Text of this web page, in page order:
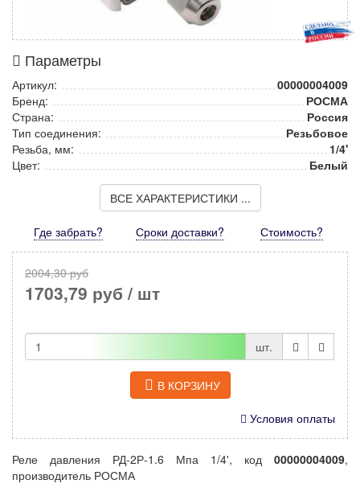
Параметры
Артикул:
00000004009
Бренд:
РОСМА
Страна:
Россия
Тип соединения:
Резьбовое
Резьба, мм:
1/4'
Цвет:
Белый
ВСЕ ХАРАКТЕРИСТИКИ ...
Где забрать? Сроки доставки? Стоимость?
2004,30 руб
1703,79 руб / шт
шт.
В КОРЗИНУ
Условия оплаты
Реле давления РД-2Р-1.6 Мпа 1/4', код 00000004009,
производитель РОСМА